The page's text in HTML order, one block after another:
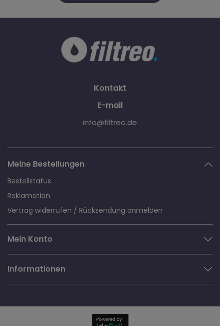
Kontakt
E-mail
info@filtreo.de
Meine Bestellungen
Bestellstatus
Reklamation
Vertrag widerrufen / Rücksendung anmelden
Mein Konto
Informationen